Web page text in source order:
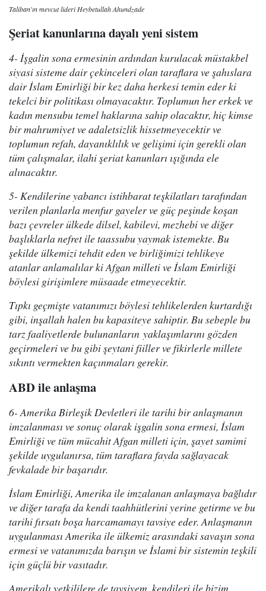
Taliban'ın mevcut lideri Heybetullah Ahundzade
Şeriat kanunlarına dayalı yeni sistem
4- İşgalin sona ermesinin ardından kurulacak müstakbel
siyasi sisteme dair çekinceleri olan taraflara ve şahıslara
dair İslam Emirliği bir kez daha herkesi temin eder ki
tekelci bir politikası olmayacaktır. Toplumun her erkek ve
kadın mensubu temel haklarına sahip olacaktır, hiç kimse
bir mahrumiyet ve adaletsizlik hissetmeyecektir ve
toplumun refah, dayanıklılık ve gelişimi için gerekli olan
tüm çalışmalar, ilahi şeriat kanunları ışığında ele
alınacaktır.
5- Kendilerine yabancı istihbarat teşkilatları tarafından
verilen planlarla menfur gayeler ve güç peşinde koşan
bazı çevreler ülkede dilsel, kabilevi, mezhebi ve diğer
başlıklarla nefret ile taassubu yaymak istemekte. Bu
şekilde ülkemizi tehdit eden ve birliğimizi tehlikeye
atanlar anlamalılar ki Afgan milleti ve İslam Emirliği
böylesi girişimlere müsaade etmeyecektir.
Tıpkı geçmişte vatanımızı böylesi tehlikelerden kurtardığı
gibi, inşallah halen bu kapasiteye sahiptir. Bu sebeple bu
tarz faaliyetlerde bulunanların yaklaşımlarını gözden
geçirmeleri ve bu gibi şeytani fiiller ve fikirlerle millete
sıkıntı vermekten kaçınmaları gerekir.
ABD ile anlaşma
6- Amerika Birleşik Devletleri ile tarihi bir anlaşmanın
imzalanması ve sonuç olarak işgalin sona ermesi, İslam
Emirliği ve tüm mücahit Afgan milleti için, şayet samimi
şekilde uygulanırsa, tüm taraflara fayda sağlayacak
fevkalade bir başarıdır.
İslam Emirliği, Amerika ile imzalanan anlaşmaya bağlıdır
ve diğer tarafa da kendi taahhütlerini yerine getirme ve bu
tarihi fırsatı boşa harcamamayı tavsiye eder. Anlaşmanın
uygulanması Amerika ile ülkemiz arasındaki savaşın sona
ermesi ve vatanımızda barışın ve İslami bir sistemin teşkili
için güçlü bir vasıtadır.
Amerikalı yetkililere de tavsiyem, kendileri ile bizim